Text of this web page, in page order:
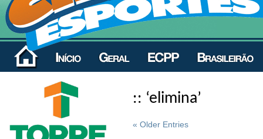
:: ‘elimina’
« Older Entries